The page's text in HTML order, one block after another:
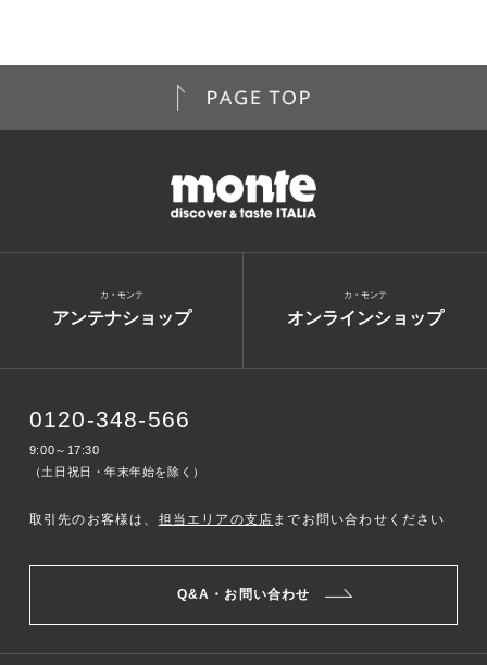
アンテナショップ
カ・モンテ
オンラインショップ
カ・モンテ
0120-348-566
9:00～17:30
（土日祝日・年末年始を除く）
取引先のお客様は、 担当エリアの支店 までお問い合わせください
Q&A・お問い合わせ